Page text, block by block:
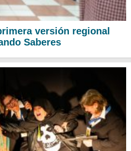
versión regional
Saberes